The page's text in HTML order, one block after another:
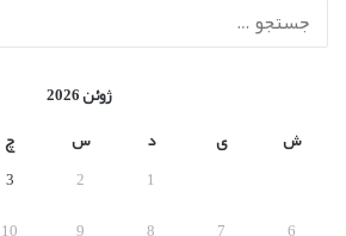
ژوئن 2026
ش
ی د س چ
1
2
3